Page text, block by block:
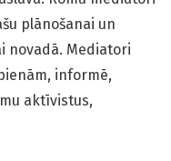
plānošanai un
novadā. Mediatori
informē,
aktīvistus,